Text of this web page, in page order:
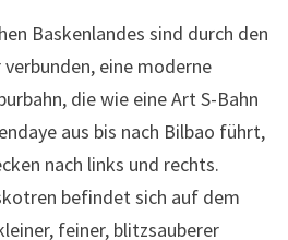
Baskenlandes sind durch den
eine moderne
die wie eine Art S-Bahn
aus bis nach Bilbao führt,
nach links und rechts.
befindet sich auf dem
feiner, blitzsauberer